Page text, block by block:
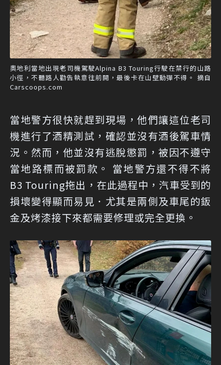
奧地利當地出現老司機駕駛Alpina B3 Touring行駛在禁行的山路
小徑，不聽路人勸告執意往前開，最後卡在山壁動彈不得。 摘自
Carscoops.com
當地警方很快就趕到現場，他們讓這位老司
機進行了酒精測試，確認並沒有酒後駕車情
況。然而，他並沒有逃脫懲罰，被因不遵守
當地路標而被罰款。 當地警方還不得不將
B3 Touring拖出，在此過程中，汽車受到的
損壞變得顯而易見．尤其是兩側及車尾的鈑
金及烤漆接下來都需要修理或完全更換。